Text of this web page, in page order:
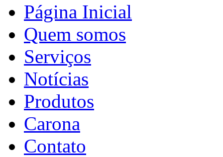
Página Inicial
Quem somos
Serviços
Notícias
Produtos
Carona
Contato